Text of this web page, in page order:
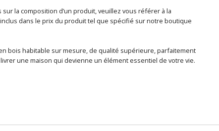
la composition d’un produit, veuillez vous référer à la
dans le prix du produit tel que spécifié sur notre boutique
bois habitable sur mesure, de qualité supérieure, parfaitement
une maison qui devienne un élément essentiel de votre vie.